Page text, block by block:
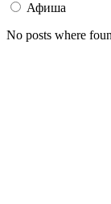
Афиша
No posts where